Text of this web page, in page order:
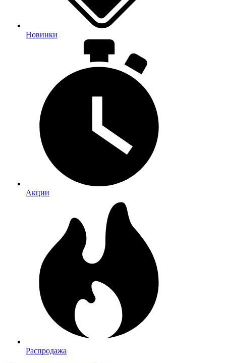
Новинки
Акции
Распродажа